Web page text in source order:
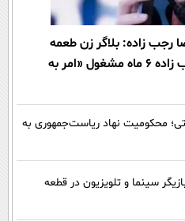
رجب زاده: بلاگر زن طعمه
کشاندن مداح به قرار مرگ/ رجب زاده 6 ماه مشغول «امر به
محکومیت نهاد ریاست‌جمهوری به
سینما و تلویزیون در قطعه